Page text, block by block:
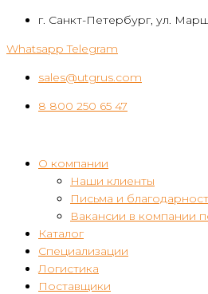
Перейти
контенту
г. Санкт-Петербург, ул.
Whatsapp Telegram
sales@utgrus.com
8 800 250 65 47
О компании
Наши клиенты
Письма и
Вакансии в компании
Каталог
Специализации
Логистика
Поставщики